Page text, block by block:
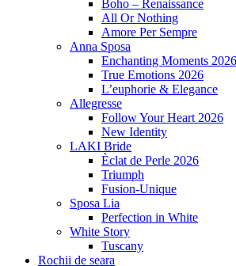
Boho – Renaissance
All Or Nothing
Amore Per Sempre
Anna Sposa
Enchanting Moments 2026
True Emotions 2026
L’euphorie & Elegance
Allegresse
Follow Your Heart 2026
New Identity
LAKI Bride
Èclat de Perle 2026
Triumph
Fusion-Unique
Sposa Lia
Perfection in White
White Story
Tuscany
Rochii de seara